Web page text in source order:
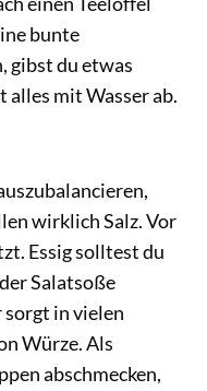
bunte
gibst du etwas
alles mit Wasser ab.
wirklich Salz. Vor
Essig solltest du
Salatsoße
in vielen
Würze. Als
abschmecken,